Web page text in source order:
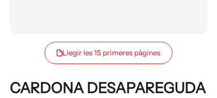
Llegir les 15 primeres pàgines
CARDONA DESAPAREGUDA